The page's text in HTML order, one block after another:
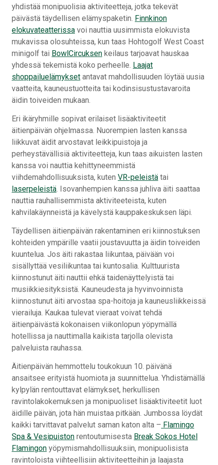
yhdistää monipuolisia aktiviteetteja, jotka tekevät
päivästä täydellisen elämyspaketin. Finnkinon
elokuvateatterissa voi nauttia uusimmista elokuvista
mukavissa olosuhteissa, kun taas Hohtogolf West Coast
minigolf tai BowlCircuksen keilaus tarjoavat hauskaa
yhdessä tekemistä koko perheelle. Laajat
shoppailuelämykset antavat mahdollisuuden löytää uusia
vaatteita, kauneustuotteita tai kodinsisustustavaroita
äidin toiveiden mukaan.
Eri ikäryhmille sopivat erilaiset lisäaktiviteetit
äitienpäivän ohjelmassa. Nuorempien lasten kanssa
liikkuvat äidit arvostavat leikkipuistoja ja
perheystävällisiä aktiviteetteja, kun taas aikuisten lasten
kanssa voi nauttia kehittyneemmistä
viihdemahdollisuuksista, kuten VR-peleistä tai
laserpeleistä . Isovanhempien kanssa juhliva äiti saattaa
nauttia rauhallisemmista aktiviteeteista, kuten
kahvilakäynneistä ja kävelystä kauppakeskuksen läpi.
Täydellisen äitienpäivän rakentaminen eri kiinnostuksen
kohteiden ympärille vaatii joustavuutta ja äidin toiveiden
kuuntelua. Jos äiti rakastaa liikuntaa, päivään voi
sisällyttää vesiliikuntaa tai kuntosalia. Kulttuurista
kiinnostunut äiti nauttii ehkä taidenäyttelyistä tai
musiikkiesityksistä. Kauneudesta ja hyvinvoinnista
kiinnostunut äiti arvostaa spa-hoitoja ja kauneusliikkeissä
vierailuja. Kaukaa tulevat vieraat voivat tehdä
äitienpäivästä kokonaisen viikonlopun yöpymällä
hotellissa ja nauttimalla kaikista tarjolla olevista
palveluista rauhassa.
Äitienpäivän hemmottelu toukokuun 10. päivänä
ansaitsee erityistä huomiota ja suunnittelua. Yhdistämällä
kylpylän rentouttavat elämykset, herkullisen
ravintolakokemuksen ja monipuoliset lisäaktiviteetit luot
äidille päivän, jota hän muistaa pitkään. Jumbossa löydät
kaikki tarvittavat palvelut saman katon alta – Flamingo
Spa & Vesipuiston rentoutumisesta Break Sokos Hotel
Flamingon yöpymismahdollisuuksiin, monipuolisista
ravintoloista viihteellisiin aktiviteetteihin ja laajasta